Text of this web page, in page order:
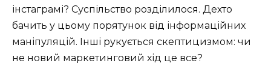
інстаграмі? Суспільство розділилося. Дехто
бачить у цьому порятунок від інформаційних
маніпуляцій. Інші рукується скептицизмом: чи
не новий маркетинговий хід це все?